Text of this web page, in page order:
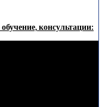
консультации: